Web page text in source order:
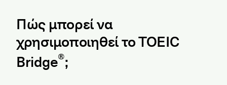
Πώς μπορεί να
χρησιμοποιηθεί το TOEIC
Bridge®;